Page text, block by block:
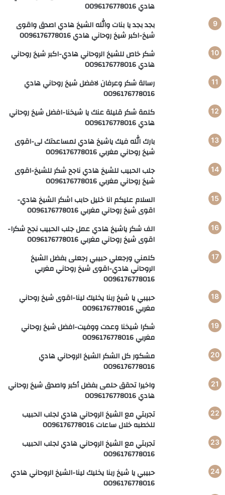
هادي 0096176778016
بجد بجد يا بنات والله الشيخ هادي اصدق واقوى
شيخ-اكبر شيخ روحاني هادي 0096176778016
شكر خاص للشيخ الروحاني هادي-اكبر شيخ روحاني
هادي 0096176778016
رسالة شكر وعرفان لافضل شيخ روحاني هادي
0096176778016
كلمة شكر قليلة عنك يا شيخنا-افضل شيخ روحاني
هادي 0096176778016
بارك الله فيك ياشيخ هادي لمساعدتك لى-اقوى
شيخ روحاني مغربي 0096176778016
جلب الحبيب للشيخ هادي ناجح شكر للشيخ-اقوى
شيخ روحاني مغربي 0096176778016
السلام عليكم انا خليل حابب اشكر الشيخ هادي-
اقوى شيخ روحاني مغربي 0096176778016
الف شكر ياشيخ هادي عمل جلب الحبيب نجح شكرا-
اقوى شيخ روحاني مغربي 0096176778016
كلمني ورجعلي حبيبي رجعلى بفضل الشيخ
الروحاني هادي-اقوى شيخ روحاني مغربي
0096176778016
حبيبي يا شيخ ربنا يخليك لينا-اقوى شيخ روحاني
مغربي 0096176778016
شكرا شيخنا وعدت ووفيت-افضل شيخ روحاني
مغربي 0096176778016
مشكور كل الشكر الشيخ الروحاني هادي
0096176778016
واخيرا تحقق حلمى بفضل أكبر واصدق شيخ روحاني
هادي 0096176778016
تجربتي مع الشيخ الروحاني هادي لجلب الحبيب
للخطبه خلال ساعات 0096176778016
تجربتي مع الشيخ الروحاني هادي لجلب الحبيب
0096176778016
حبيبي يا شيخ ربنا يخليك لينا-الشيخ الروحاني هادي
0096176778016